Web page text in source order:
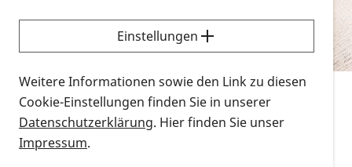
Sie möchten wissen, wie Sie nach Infonmaterial
suchen und dieses bestellen bzw. herunterladen
können? Schauen Sie sich dieErklärvideos zum
Thema Infomaterial auf der PRO RETINA-Website
für blinde und sehbehinderte Menschen an.
Auf dieser Seite finden Sie sämtliches Infomaterial
Einstellungen
Weitere Informationen sowie den Link zu diesen
Cookie-Einstellungen finden Sie in unserer
Datenschutzerklärung. Hier finden Sie unser
Impressum.